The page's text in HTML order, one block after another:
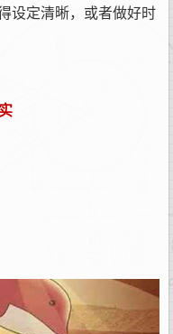
设定清晰，或者做好时